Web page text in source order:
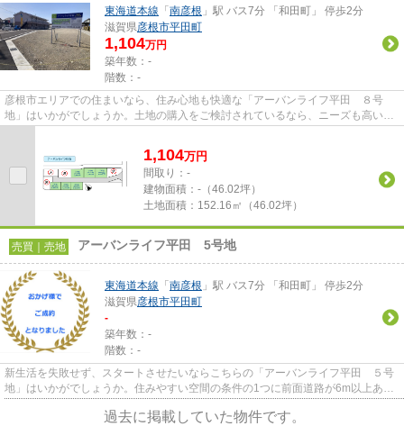
東海道本線 「 南彦根 」駅 バス7分 「和田町」 停歩2分
滋賀県彦根市平田町
1,104万円
築年数：-
階数：-
彦根市エリアでの住まいなら、住み心地も快適な「アーバンライフ平田 ８号
地」はいかがでしょうか。土地の購入をご検討されているなら、ニーズも高いこ
1,104万円
間取り：-
建物面積： -（46.02坪）
土地面積： 152.16㎡（46.02坪）
売買｜売地 アーバンライフ平田 5号地
東海道本線 「 南彦根 」駅 バス7分 「和田町」 停歩2分
滋賀県彦根市平田町
-
築年数：-
階数：-
新生活を失敗せず、スタートさせたいならこちらの「アーバンライフ平田 ５号
地」はいかがでしょうか。住みやすい空間の条件の1つに前面道路が6m以上ある
過去に掲載していた物件です。